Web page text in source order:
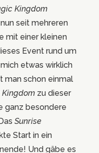
Kingdom
seit mehreren
mit einer kleinen
Event rund um
etwas wirklich
man schon einmal
zu dieser
ganz besondere
Sunrise
Start in ein
Und gäbe es